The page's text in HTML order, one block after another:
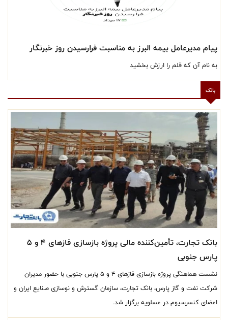
پیام مدیرعامل بیمه البرز به مناسبت فرارسیدن روز خبرنگار
به نام آن که قلم را ارزش بخشید
بانک
بانک تجارت، تأمین‌کننده مالی پروژه بازسازی فازهای ۴ و ۵
پارس جنوبی
نشست هماهنگی پروژه بازسازی فازهای ۴ و ۵ پارس جنوبی با حضور مدیران
شرکت نفت و گاز پارس، بانک تجارت، سازمان گسترش و نوسازی صنایع ایران و
اعضای کنسرسیوم در عسلویه برگزار شد.